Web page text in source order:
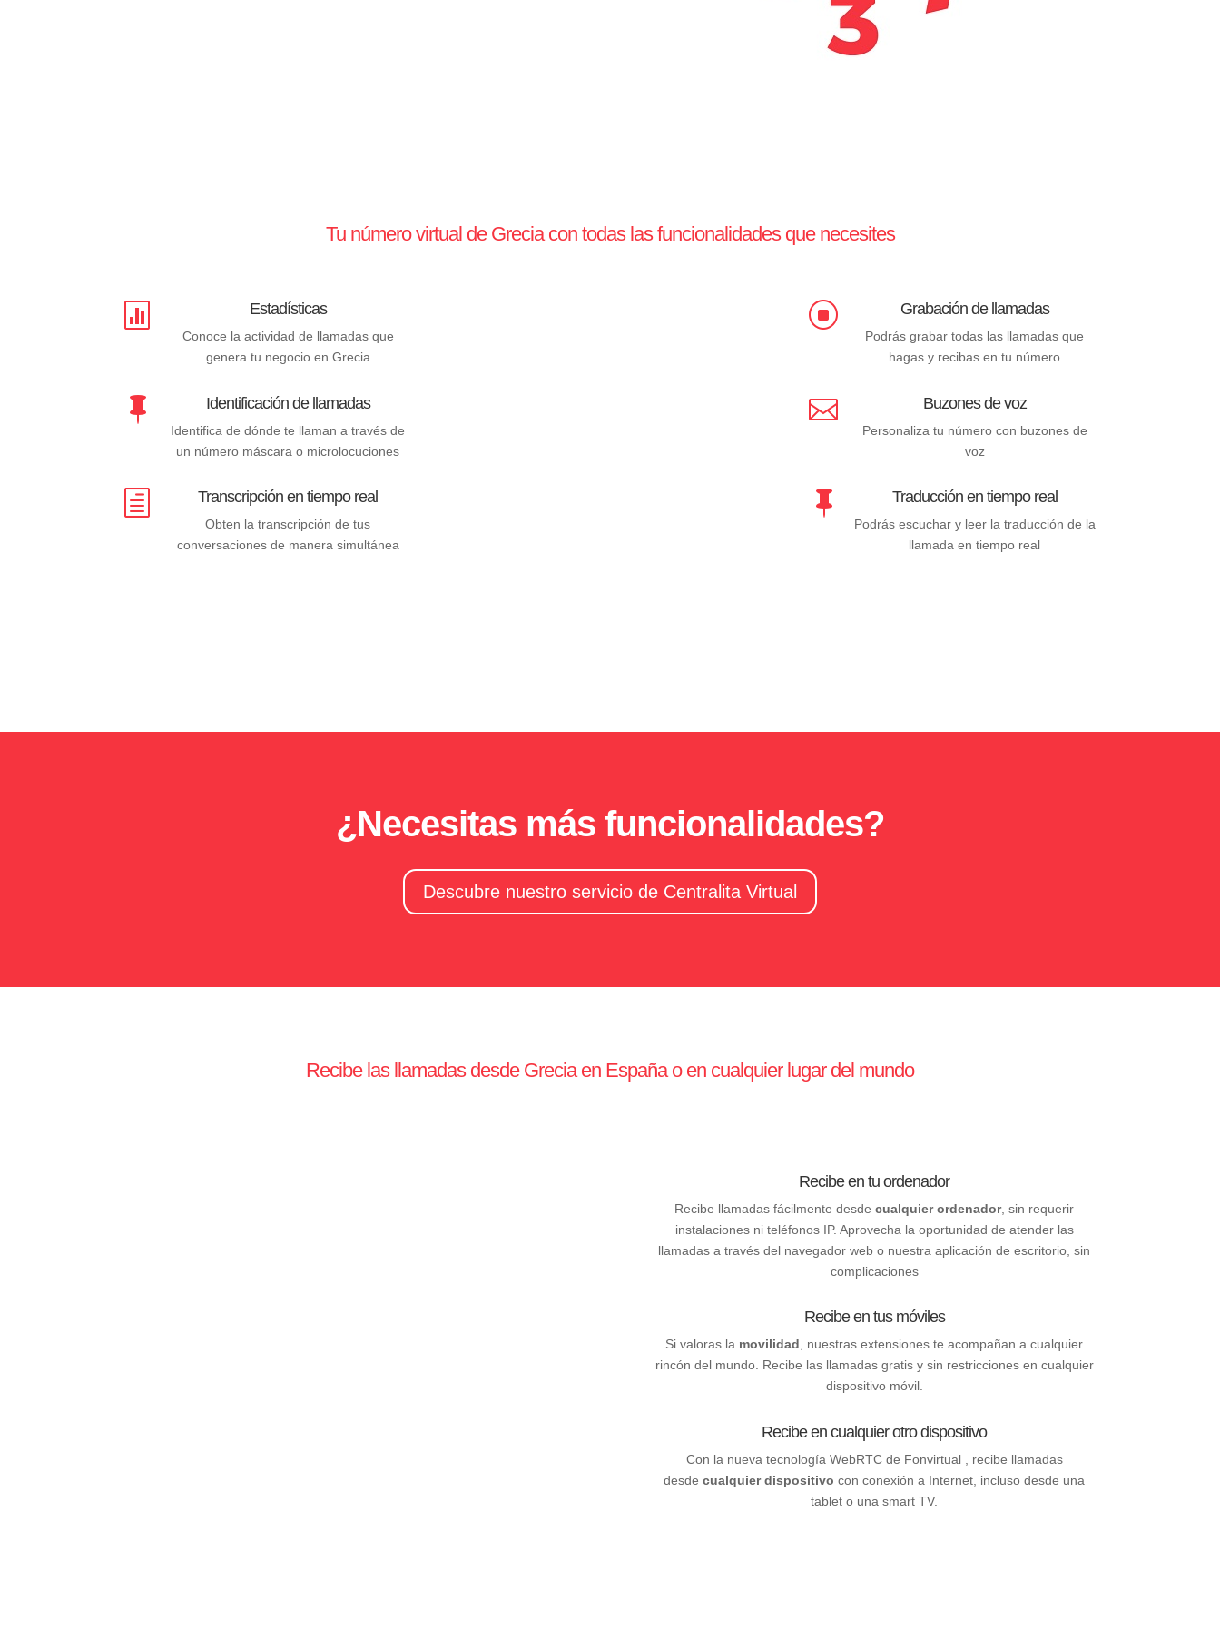
Tu número virtual de Grecia con todas las funcionalidades que necesites
 Estadísticas
Conoce la actividad de llamadas que
genera tu negocio en Grecia
 Identificación de llamadas
Identifica de dónde te llaman a través de
un número máscara o microlocuciones
h Transcripción en tiempo real
Obten la transcripción de tus
conversaciones de manera simultánea
] Grabación de llamadas
Podrás grabar todas las llamadas que
hagas y recibas en tu número
 Buzones de voz
Personaliza tu número con buzones de
voz
 Traducción en tiempo real
Podrás escuchar y leer la traducción de la
llamada en tiempo real
¿Necesitas más funcionalidades?
Descubre nuestro servicio de Centralita Virtual
Recibe las llamadas desde Grecia en España o en cualquier lugar del mundo
Recibe en tu ordenador
Recibe llamadas fácilmente desdecualquier ordenador, sin requerir
instalaciones ni teléfonos IP. Aprovecha la oportunidad de atender las
llamadas a través del navegador web o nuestra aplicación de escritorio, sin
complicaciones
Recibe en tus móviles
Si valoras la movilidad, nuestras extensiones te acompañan a cualquier
rincón del mundo. Recibe las llamadas gratis y sin restricciones en cualquier
dispositivo móvil.
Recibe en cualquier otro dispositivo
Con la nueva tecnología WebRTC de Fonvirtual , recibe llamadas
desde cualquier dispositivo con conexión a Internet, incluso desde una
tablet o una smart TV.